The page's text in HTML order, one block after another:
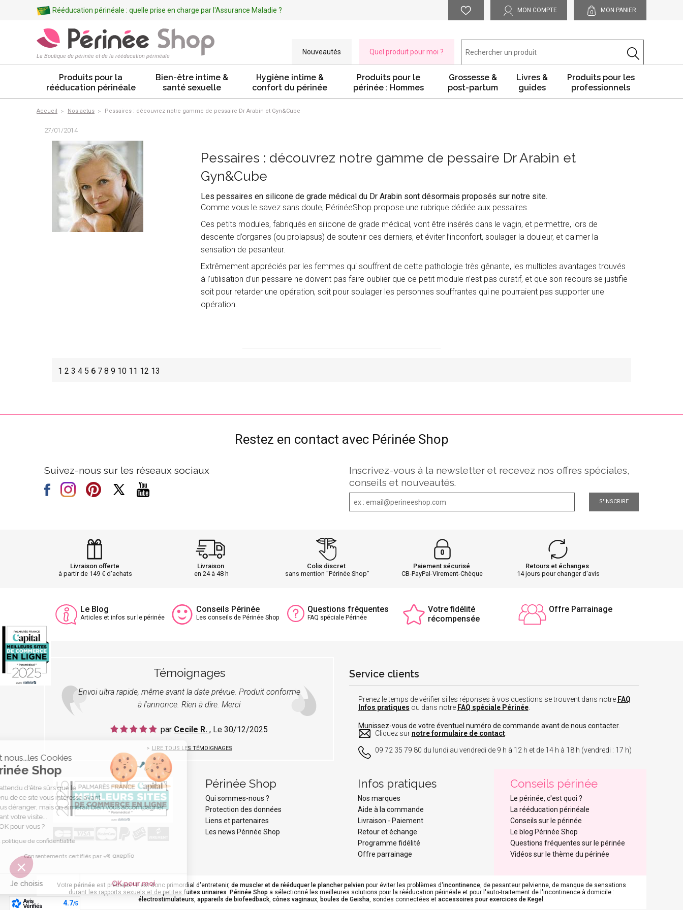
Rééducation périnéale : quelle prise en charge par l'Assurance Maladie ? MON COMPTE 0 MON PANIER
La Boutique du périnée et de la rééducation périnéale
Nouveautés Quel produit pour moi ?
Produits pour la
rééducation périnéale
Bien-être intime &
santé sexuelle
Hygiène intime &
confort du périnée
Produits pour le
périnée : Hommes
Grossesse &
post-partum
Livres &
guides
Produits pour les
professionnels
Accueil Nos actus Pessaires : découvrez notre gamme de pessaire Dr Arabin et Gyn&Cube
27/01/2014
Pessaires : découvrez notre gamme de pessaire Dr Arabin et
Gyn&Cube
Les pessaires en silicone de grade médical du Dr Arabin sont désormais proposés sur notre site.
Comme vous le savez sans doute, PérinéeShop propose une rubrique dédiée aux pessaires.
Ces petits modules, fabriqués en silicone de grade médical, vont être insérés dans le vagin, et permettre, lors de
descente d’organes (ou prolapsus) de soutenir ces derniers, et éviter l’inconfort, soulager la douleur, et calmer la
sensation de pesanteur.
Extrêmement appréciés par les femmes qui souffrent de cette pathologie très gênante, les multiples avantages trouvés
à l’utilisation d’un pessaire ne doivent pas faire oublier que ce petit module n’est pas curatif, et que son recours se justifie
soit pour retarder une opération, soit pour soulager les personnes souffrantes qui ne pourraient pas supporter une
opération.
1 2 3 4 5 6 7 8 9 10 11 12 13
Restez en contact avec Périnée Shop
Suivez-nous sur les réseaux sociaux
Inscrivez-vous à la newsletter et recevez nos offres spéciales,
conseils et nouveautés.
S'INSCRIRE
Livraison offerte
à partir de 149 € d'achats
Livraison
en 24 à 48 h
Colis discret
sans mention "Périnée Shop"
Paiement sécurisé
CB-PayPal-Virement-Chèque
Retours et échanges
14 jours pour changer d'avis
Le Blog
Articles et infos sur le périnée
Conseils Périnée
Les conseils de Périnée Shop
Questions fréquentes
FAQ spéciale Périnée
Votre fidélité
récompensée
Offre Parrainage
Témoignages
Envoi ultra rapide, même avant la date prévue. Produit conforme
à l'annonce. Rien à dire. Merci
par Cecile R. , Le 30/12/2025
LIRE TOUS LES TÉMOIGNAGES
Service clients
Prenez le temps de vérifier si les réponses à vos questions se trouvent dans notre FAQ
Infos pratiques ou dans notre FAQ spéciale Périnée.
Munissez-vous de votre éventuel numéro de commande avant de nous contacter.
Cliquez sur notre formulaire de contact.
09 72 35 79 80 du lundi au vendredi de 9 h à 12 h et de 14 h à 18 h (vendredi : 17 h)
Périnée Shop
Qui sommes-nous ?
Protection des données
Liens et partenaires
Les news Périnée Shop
Infos pratiques
Nos marques
Aide à la commande
Livraison - Paiement
Retour et échange
Programme fidélité
Offre parrainage
Conseils périnée
Le périnée, c'est quoi ?
La rééducation périnéale
Conseils sur le périnée
Le blog Périnée Shop
Questions fréquentes sur le périnée
Vidéos sur le thème du périnée
Votre périnée est précieux ! Il est donc primordial d'entretenir, de muscler et de rééduquer le plancher pelvien pour éviter les problèmes d'incontinence, de pesanteur pelvienne, de manque de sensations
durant les rapports sexuels et de petites fuites urinaires. Périnée Shop a sélectionné les meilleures solutions pour la rééducation périnéale et pour l'auto-traitement de l'incontinence à domicile :
électrostimulateurs, appareils de biofeedback, cônes vaginaux, boules de Geisha, sondes connectées et accessoires pour exercices de Kegel .
C'est nous...les Cookies
Périnée Shop
On a attendu d'être sûrs que le
contenu de ce site vous intéresse avant
de vous déranger, mais on aimerait bien vous accompagner
pendant votre visite...
C'est OK pour vous ?
Lire la politique de confidentialité
Consentements certifiés par
Je choisis
OK pour moi
Axeptio consent
Plateforme de Gestion du Consentement : Personnalisez vos Options